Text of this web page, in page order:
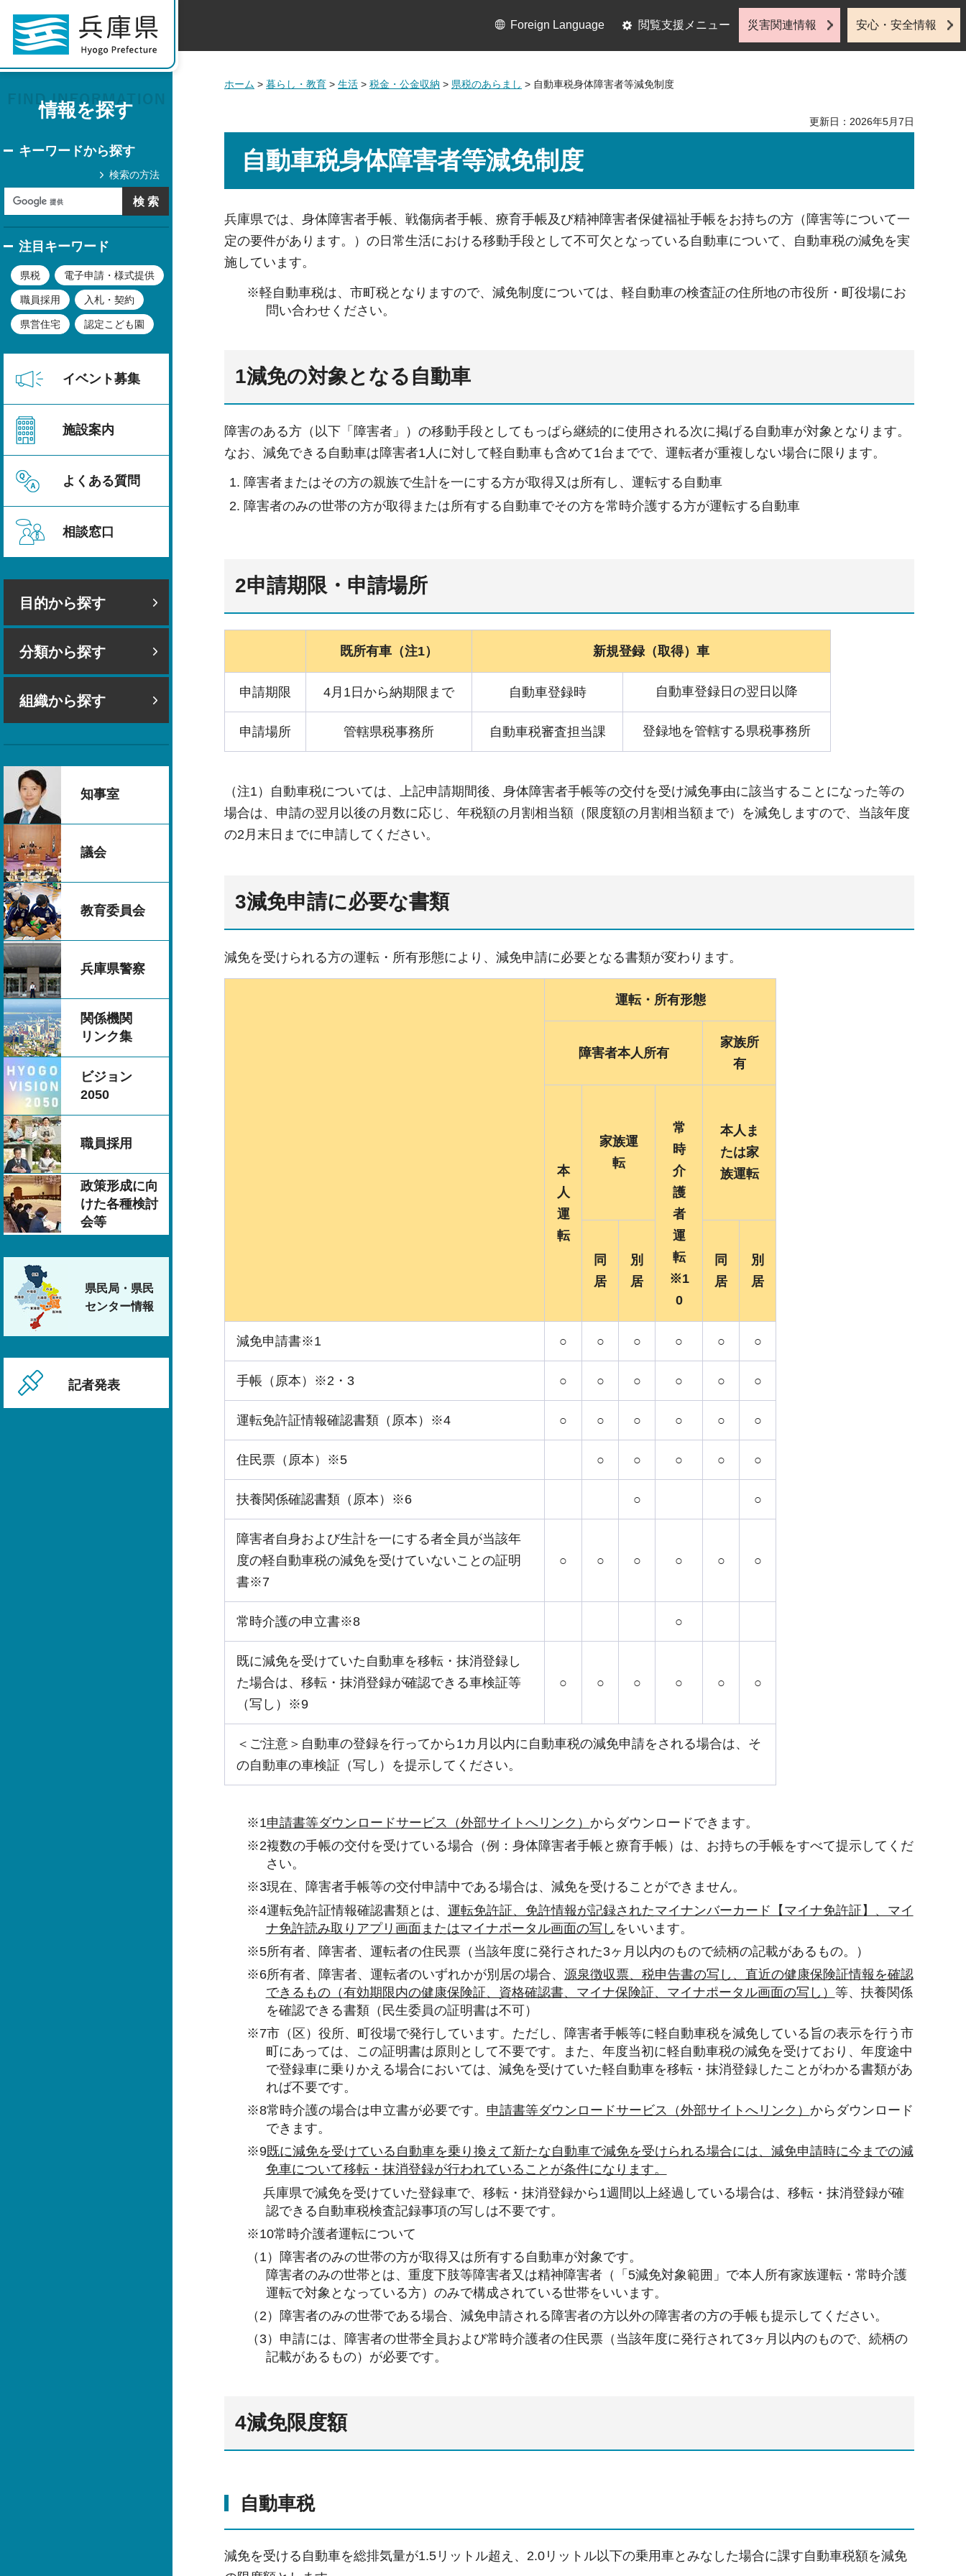
情報を探す
キーワードから探す
検索の方法
注目キーワード
県税 電子申請・様式提供
職員採用 入札・契約
県営住宅 認定こども園
イベント募集
施設案内
よくある質問
相談窓口
目的から探す
分類から探す
組織から探す
知事室
議会
教育委員会
兵庫県警察
関係機関
リンク集
ビジョン
2050
職員採用
政策形成に向
けた各種検討
会等
県民局・県民
センター情報
記者発表
Foreign Language 閲覧支援メニュー 災害関連情報 安心・安全情報
ホーム > 暮らし・教育 > 生活 > 税金・公金収納 > 県税のあらまし > 自動車税身体障害者等減免制度
更新日：2026年5月7日
自動車税身体障害者等減免制度
兵庫県では、身体障害者手帳、戦傷病者手帳、療育手帳及び精神障害者保健福祉手帳をお持ちの方（障害等について一
定の要件があります。）の日常生活における移動手段として不可欠となっている自動車について、自動車税の減免を実
施しています。
※軽自動車税は、市町税となりますので、減免制度については、軽自動車の検査証の住所地の市役所・町役場にお
問い合わせください。
1減免の対象となる自動車
障害のある方（以下「障害者」）の移動手段としてもっぱら継続的に使用される次に掲げる自動車が対象となります。
なお、減免できる自動車は障害者1人に対して軽自動車も含めて1台までで、運転者が重複しない場合に限ります。
障害者またはその方の親族で生計を一にする方が取得又は所有し、運転する自動車
障害者のみの世帯の方が取得または所有する自動車でその方を常時介護する方が運転する自動車
2申請期限・申請場所
既所有車（注1） 新規登録（取得）車
申請期限 4月1日から納期限まで 自動車登録時 自動車登録日の翌日以降
申請場所 管轄県税事務所 自動車税審査担当課 登録地を管轄する県税事務所
（注1）自動車税については、上記申請期間後、身体障害者手帳等の交付を受け減免事由に該当することになった等の
場合は、申請の翌月以後の月数に応じ、年税額の月割相当額（限度額の月割相当額まで）を減免しますので、当該年度
の2月末日までに申請してください。
3減免申請に必要な書類
減免を受けられる方の運転・所有形態により、減免申請に必要となる書類が変わります。
運転・所有形態
障害者本人所有
家族所
有
本
人
運
転
家族運
転
常
時
介
護
者
運
転
※1
0
本人ま
たは家
族運転
同
居
別
居
同
居
別
居
減免申請書※1 ○ ○ ○ ○ ○ ○
手帳（原本）※2・3 ○ ○ ○ ○ ○ ○
運転免許証情報確認書類（原本）※4 ○ ○ ○ ○ ○ ○
住民票（原本）※5 ○ ○ ○ ○ ○
扶養関係確認書類（原本）※6 ○ ○
障害者自身および生計を一にする者全員が当該年
度の軽自動車税の減免を受けていないことの証明
書※7
○ ○ ○ ○ ○ ○
常時介護の申立書※8 ○
既に減免を受けていた自動車を移転・抹消登録し
た場合は、移転・抹消登録が確認できる車検証等
（写し）※9
○ ○ ○ ○ ○ ○
＜ご注意＞自動車の登録を行ってから1カ月以内に自動車税の減免申請をされる場合は、そ
の自動車の車検証（写し）を提示してください。
※1申請書等ダウンロードサービス（外部サイトへリンク） からダウンロードできます。
※2複数の手帳の交付を受けている場合（例：身体障害者手帳と療育手帳）は、お持ちの手帳をすべて提示してくだ
さい。
※3現在、障害者手帳等の交付申請中である場合は、減免を受けることができません。
※4運転免許証情報確認書類とは、 運転免許証、免許情報が記録されたマイナンバーカード【マイナ免許証】、マイ
ナ免許読み取りアプリ画面またはマイナポータル画面の写し をいいます。
※5所有者、障害者、運転者の住民票（当該年度に発行された3ヶ月以内のもので続柄の記載があるもの。）
※6所有者、障害者、運転者のいずれかが別居の場合、 源泉徴収票、税申告書の写し、直近の健康保険証情報を確認
できるもの（有効期限内の健康保険証、資格確認書、マイナ保険証、マイナポータル画面の写し） 等、扶養関係
を確認できる書類（民生委員の証明書は不可）
※7市（区）役所、町役場で発行しています。ただし、障害者手帳等に軽自動車税を減免している旨の表示を行う市
町にあっては、この証明書は原則として不要です。また、年度当初に軽自動車税の減免を受けており、年度途中
で登録車に乗りかえる場合においては、減免を受けていた軽自動車を移転・抹消登録したことがわかる書類があ
れば不要です。
※8常時介護の場合は申立書が必要です。 申請書等ダウンロードサービス（外部サイトへリンク） からダウンロード
できます。
※9既に減免を受けている自動車を乗り換えて新たな自動車で減免を受けられる場合には、減免申請時に今までの減
免車について移転・抹消登録が行われていることが条件になります。
兵庫県で減免を受けていた登録車で、移転・抹消登録から1週間以上経過している場合は、移転・抹消登録が確
認できる自動車税検査記録事項の写しは不要です。
※10常時介護者運転について
（1）障害者のみの世帯の方が取得又は所有する自動車が対象です。
障害者のみの世帯とは、重度下肢等障害者又は精神障害者（「5減免対象範囲」で本人所有家族運転・常時介護
運転で対象となっている方）のみで構成されている世帯をいいます。
（2）障害者のみの世帯である場合、減免申請される障害者の方以外の障害者の方の手帳も提示してください。
（3）申請には、障害者の世帯全員および常時介護者の住民票（当該年度に発行されて3ヶ月以内のもので、続柄の
記載があるもの）が必要です。
4減免限度額
自動車税
減免を受ける自動車を総排気量が1.5リットル超え、2.0リットル以下の乗用車とみなした場合に課す自動車税額を減免